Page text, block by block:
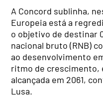
A Concord sublinha,
Europeia está a
o objetivo de destinar
nacional bruto (RNB)
ao desenvolvimento
ritmo de crescimento,
alcançada em 2061,
Lusa.